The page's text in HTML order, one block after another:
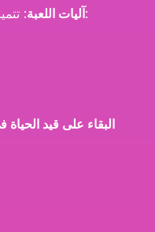
آليات اللعبة:
بما يلي:
البقاء على قيد الحياة